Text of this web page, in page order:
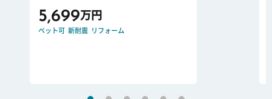
5,699万円
ペット可 新耐震 リフォーム